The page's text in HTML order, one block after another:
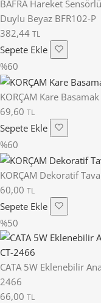
BAFRA Hareket
Duylu Beyaz BFR102-P
382,44 TL
Sepete Ekle
%60
KORÇAM Kare
69,60 TL
Sepete Ekle
%60
KORÇAM Dekoratif
60,00 TL
Sepete Ekle
%50
CATA 5W Eklenebilir
2466
66,00 TL